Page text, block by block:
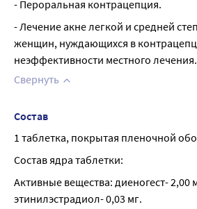
- Пероральная контрацепция.
- Лечение акне легкой и средней
женщин, нуждающихся в
неэффективности местного лечения.
Свернуть
Состав
1 таблетка, покрытая пленочной
Состав ядра таблетки:
Активные вещества: диеногест- 2,00
этинилэстрадиол- 0,03 мг.